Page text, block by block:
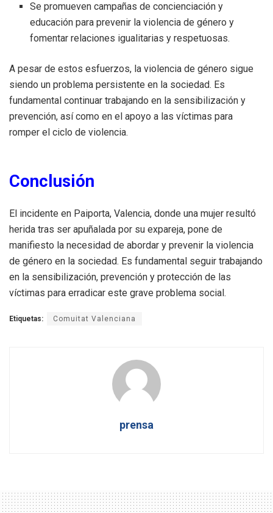
Se promueven campañas de concienciación y
educación para prevenir la violencia de género y
fomentar relaciones igualitarias y respetuosas.
A pesar de estos esfuerzos, la violencia de género sigue
siendo un problema persistente en la sociedad. Es
fundamental continuar trabajando en la sensibilización y
prevención, así como en el apoyo a las víctimas para
romper el ciclo de violencia.
Conclusión
El incidente en Paiporta, Valencia, donde una mujer resultó
herida tras ser apuñalada por su expareja, pone de
manifiesto la necesidad de abordar y prevenir la violencia
de género en la sociedad. Es fundamental seguir trabajando
en la sensibilización, prevención y protección de las
víctimas para erradicar este grave problema social.
Etiquetas: Comuitat Valenciana
prensa